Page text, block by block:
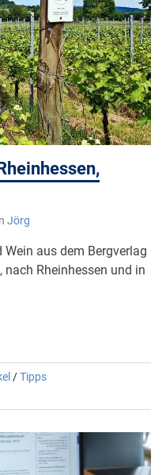
Jörg
aus dem Bergverlag
nach Rheinhessen und in
/Tipps